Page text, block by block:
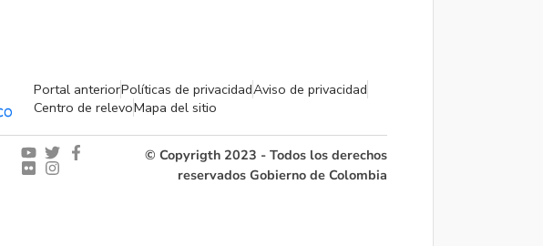
Portal anteriorPolíticas de privacidadAviso de privacidad
Centro de relevoMapa del sitio
© Copyrigth 2023 - Todos los derechos
reservados Gobierno de Colombia